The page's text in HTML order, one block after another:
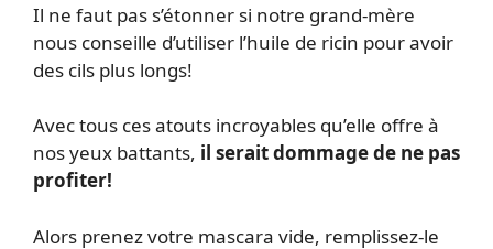
Il ne faut pas s’étonner si notre grand-mère
nous conseille d’utiliser l’huile de ricin pour avoir
des cils plus longs!
Avec tous ces atouts incroyables qu’elle offre à
nos yeux battants, il serait dommage de ne pas
profiter!
Alors prenez votre mascara vide, remplissez-le